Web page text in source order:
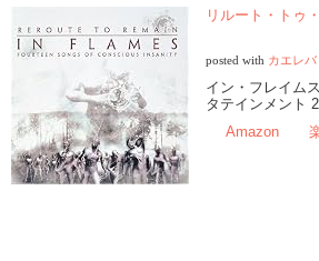
リルート・トゥ
posted with カエレバ
イン・フレイム
タテインメント
Amazon